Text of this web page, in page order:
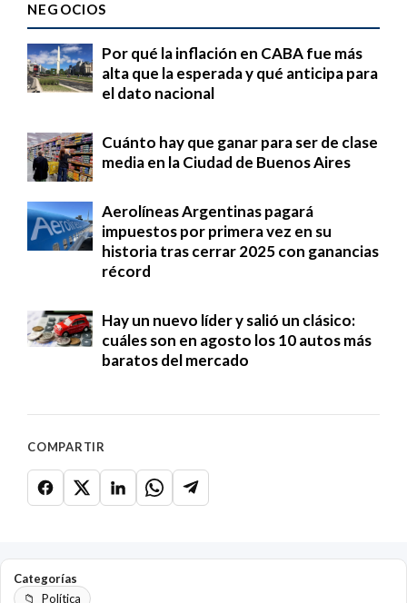
NEGOCIOS
Por qué la inflación en CABA fue más
alta que la esperada y qué anticipa para
el dato nacional
Cuánto hay que ganar para ser de clase
media en la Ciudad de Buenos Aires
Aerolíneas Argentinas pagará
impuestos por primera vez en su
historia tras cerrar 2025 con ganancias
récord
Hay un nuevo líder y salió un clásico:
cuáles son en agosto los 10 autos más
baratos del mercado
COMPARTIR
Categorías
Política